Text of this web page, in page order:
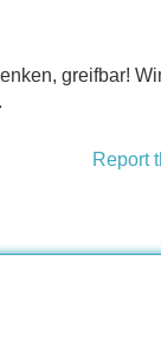
greifbar!
Report